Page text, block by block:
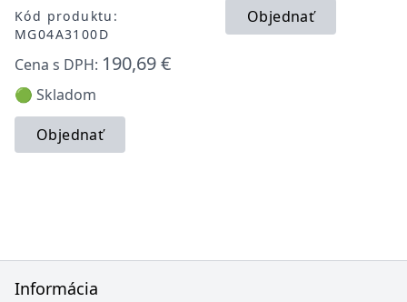
Kód produktu:
MG04A3100D
Cena s DPH: 190,69 €
🟢 Skladom
Objednať
Objednať
Informácia